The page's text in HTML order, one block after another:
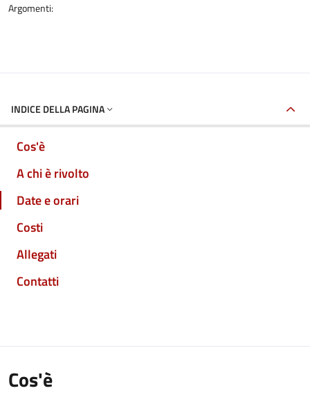
Argomenti:
INDICE DELLA PAGINA
Cos'è
A chi è rivolto
Date e orari
Costi
Allegati
Contatti
Cos'è